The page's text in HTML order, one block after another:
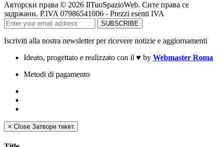
Авторски права © 2026 IlTuoSpazioWeb. Сите права се
задржани. P.IVA 07986541006 - Prezzi esenti IVA
Iscriviti alla nostra newsletter per ricevere notizie e aggiornamenti
Ideato, progettato e realizzato con il ♥ by Webmaster Roma
Metodi di pagamento
× Close Затвори тикет